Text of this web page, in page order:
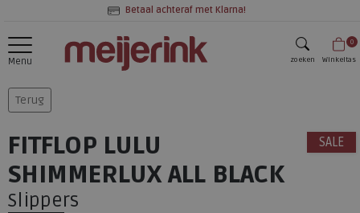
Betaal achteraf met Klarna!
Menu zoeken
0
Winkeltas
Terug
SALE
FITFLOP LULU
SHIMMERLUX ALL BLACK
Slippers